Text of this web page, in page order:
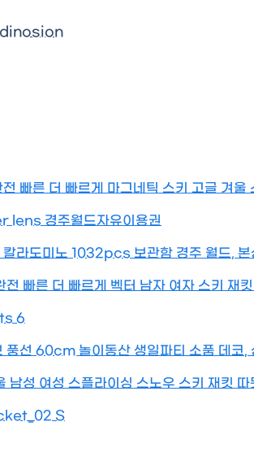
dinosion
전 빠른 더 빠르게 마그네틱 스키 고글 겨
lens 경주월드자유이용권
칼라도미노 1032pcs 보관함 경주 월드, 본
전 빠른 더 빠르게 벡터 남자 여자 스키 재
6
풍선 60cm 놀이동산 생일파티 소품 데코,
남성 여성 스플라이싱 스노우 스키 재킷
S